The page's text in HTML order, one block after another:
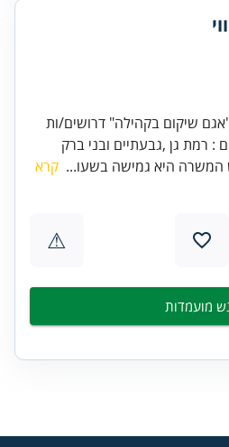
שיקום בקהילה" דרושים/ות
: רמת גן ,גבעתיים ובני ברק
המשרה היא גמישה בשעו... קרא
⚠
מועמדות